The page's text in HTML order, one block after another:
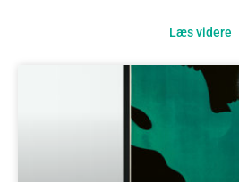
Læs videre